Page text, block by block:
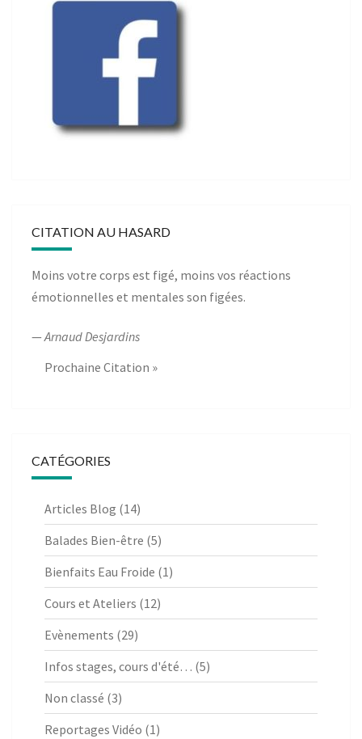
CITATION AU HASARD
Moins votre corps est figé, moins vos réactions
émotionnelles et mentales son figées.
—Arnaud Desjardins
Prochaine Citation »
CATÉGORIES
Articles Blog (14)
Balades Bien-être (5)
Bienfaits Eau Froide (1)
Cours et Ateliers (12)
Evènements (29)
Infos stages, cours d'été… (5)
Non classé (3)
Reportages Vidéo (1)